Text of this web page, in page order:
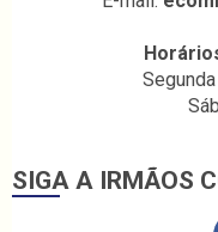
SIGA A IRMÃOS